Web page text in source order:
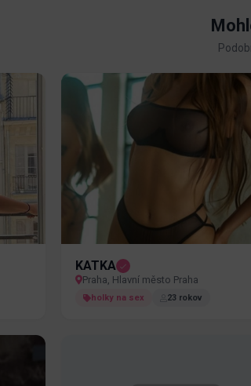
KATKA
Praha, Hlavní město Praha
holky na sex 23 rokov